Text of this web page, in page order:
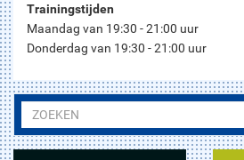
Trainingstijden
Maandag van 19:30 - 21:00 uur
Donderdag van 19:30 - 21:00 uur